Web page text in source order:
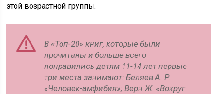
этой возрастной группы.
В «Топ-20» книг, которые были
прочитаны и больше всего
понравились детям 11-14 лет первые
три места занимают: Беляев А. Р.
«Человек-амфибия»; Верн Ж. «Вокруг